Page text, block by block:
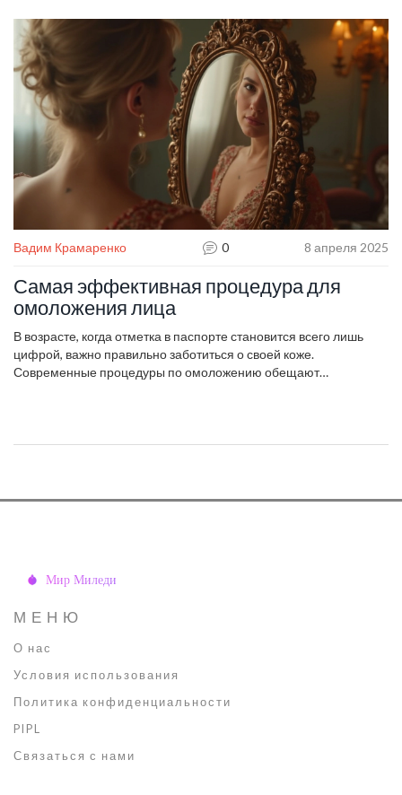
осознанные решения.
Вадим Крамаренко 0 8 апреля 2025
Самая эффективная процедура для
омоложения лица
В возрасте, когда отметка в паспорте становится всего лишь
цифрой, важно правильно заботиться о своей коже.
Современные процедуры по омоложению обещают
технологии, чтобы вы могли сделать осознанный выбор.
МЕНЮ
О нас
Условия использования
Политика конфиденциальности
PIPL
Связаться с нами